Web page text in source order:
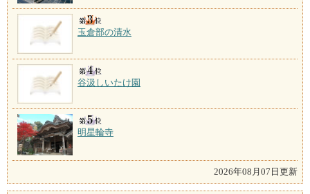
玉倉部の清水
谷汲しいたけ園
明星輪寺
2026年08月07日更新